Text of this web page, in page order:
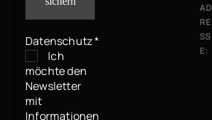
Datenschutz*
Ich
möchte den
Newsletter
mit
Informationen
AD
RE
SS
E: